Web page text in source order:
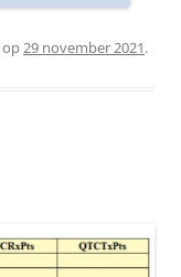
op29 november 2021.